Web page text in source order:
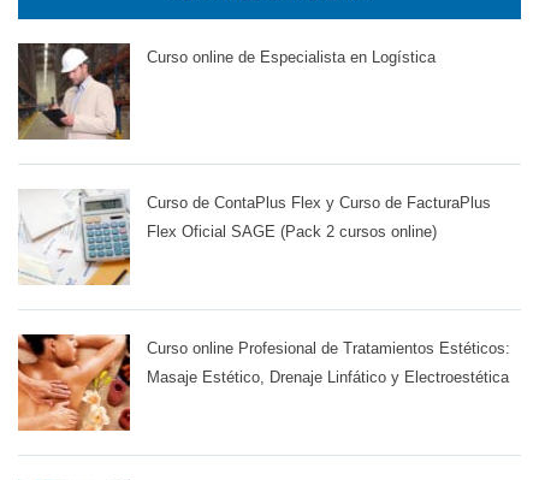
Curso online de Especialista en Logística
Curso de ContaPlus Flex y Curso de FacturaPlus
Flex Oficial SAGE (Pack 2 cursos online)
Curso online Profesional de Tratamientos Estéticos:
Masaje Estético, Drenaje Linfático y Electroestética